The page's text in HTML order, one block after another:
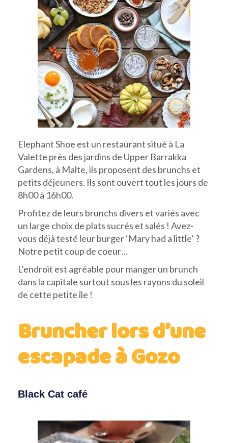
Elephant Shoe est un restaurant situé à La
Valette près des jardins de Upper Barrakka
Gardens, à Malte, ils proposent des brunchs et
petits déjeuners. Ils sont ouvert tout les jours de
8h00 à 16h00.
Profitez de leurs brunchs divers et variés avec
un large choix de plats sucrés et salés ! Avez-
vous déjà testé leur burger ‘Mary had a little’ ?
Notre petit coup de coeur…
L’endroit est agréable pour manger un brunch
dans la capitale surtout sous les rayons du soleil
de cette petite île !
Bruncher lors d’une
escapade à Gozo
Black Cat café